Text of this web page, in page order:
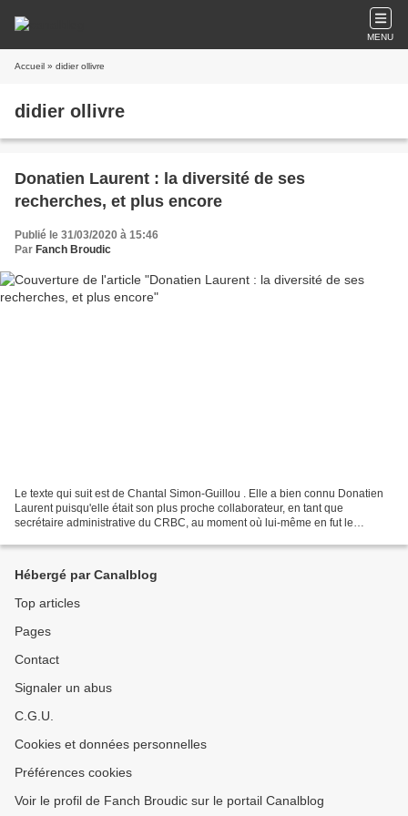
MENU
Accueil » didier ollivre
didier ollivre
Donatien Laurent : la diversité de ses
recherches, et plus encore
Publié le 31/03/2020 à 15:46
Par Fanch Broudic
Le texte qui suit est de Chantal Simon-Guillou . Elle a bien connu Donatien
Laurent puisqu'elle était son plus proche collaborateur, en tant que
secrétaire administrative du CRBC, au moment où lui-même en fut le
Hébergé par Canalblog
Top articles
Pages
Contact
Signaler un abus
C.G.U.
Cookies et données personnelles
Préférences cookies
Voir le profil de Fanch Broudic sur le portail Canalblog